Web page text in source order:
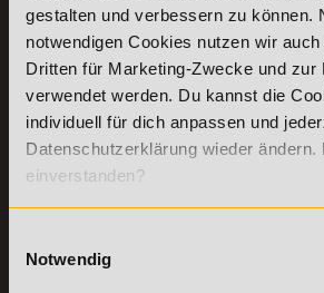
gestalten und verbessern zu können.
notwendigen Cookies nutzen wir
Dritten für Marketing-Zwecke und zur
verwendet werden. Du kannst die
individuell für dich anpassen und
Datenschutzerklärung wieder ändern.
einverstanden?
Notwendig
KONTAKT
07191-22987-0
WhatsApp:
+49 (0) 7191 9513201
Academy of Sports GmbH
Willy-Brandt-Platz 2
71522Backnang
Fax:+49 (0) 7191 - 229 87 – 99